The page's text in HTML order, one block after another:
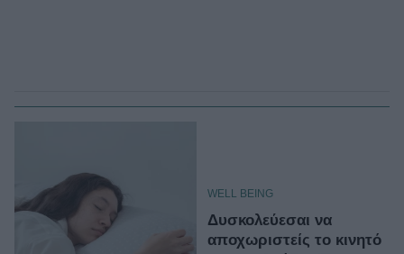
WELL BEING
Δυσκολεύεσαι να
αποχωριστείς το κινητό